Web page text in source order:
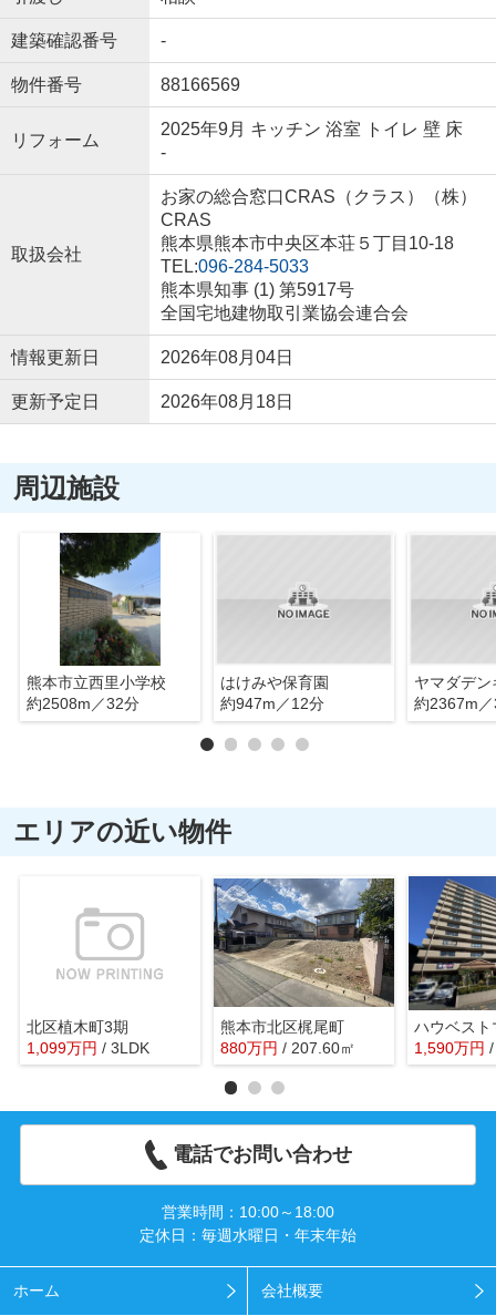
建築確認番号 -
物件番号 88166569
リフォーム
2025年9月 キッチン 浴室 トイレ 壁 床
-
取扱会社
お家の総合窓口CRAS（クラス）（株）
CRAS
熊本県熊本市中央区本荘５丁目10-18
TEL:096-284-5033
熊本県知事 (1) 第5917号
全国宅地建物取引業協会連合会
情報更新日 2026年08月04日
更新予定日 2026年08月18日
周辺施設
熊本市立西里小学校
約2508m／32分
はけみや保育園
約947m／12分
約2367m
エリアの近い物件
北区植木町3期
1,099万円 / 3LDK
熊本市北区梶尾町
880万円 / 207.60㎡ 1,590万円
電話でお問い合わせ
営業時間：10:00～18:00
定休日：毎週水曜日・年末年始
ホーム 会社概要